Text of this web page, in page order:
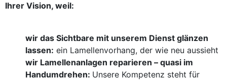
Ihrer Vision, weil:
wir das Sichtbare mit unserem Dienst glänzen
lassen: ein Lamellenvorhang, der wie neu aussieht
wir Lamellenanlagen reparieren – quasi im
Handumdrehen: Unsere Kompetenz steht für